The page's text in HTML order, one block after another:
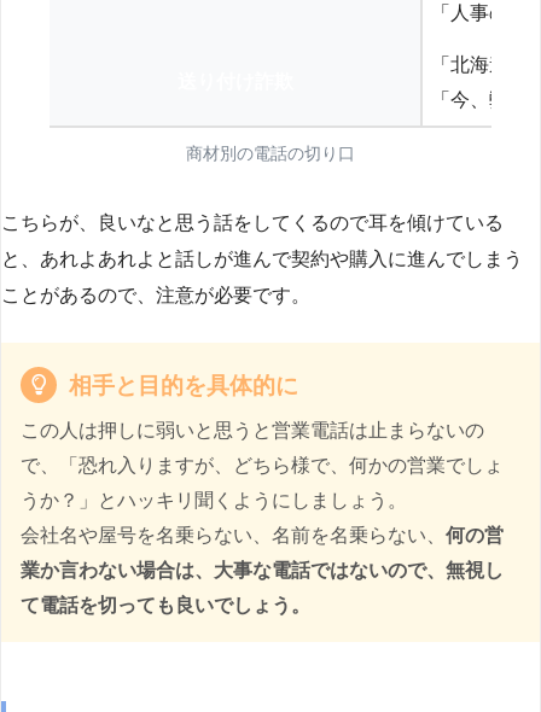
「人事の方
「北海道
「今、弊
商材別の電話の切り口
こちらが、良いなと思う話をしてくるので耳を傾けている
と、あれよあれよと話しが進んで契約や購入に進んでしまう
ことがあるので、注意が必要です。
相手と目的を具体的に
この人は押しに弱いと思うと営業電話は止まらないの
で、「恐れ入りますが、どちら様で、何かの営業でしょ
うか？」とハッキリ聞くようにしましょう。
会社名や屋号を名乗らない、名前を名乗らない、 何の営
業か言わない場合は、大事な電話ではないので、無視し
て電話を切っても良いでしょう。